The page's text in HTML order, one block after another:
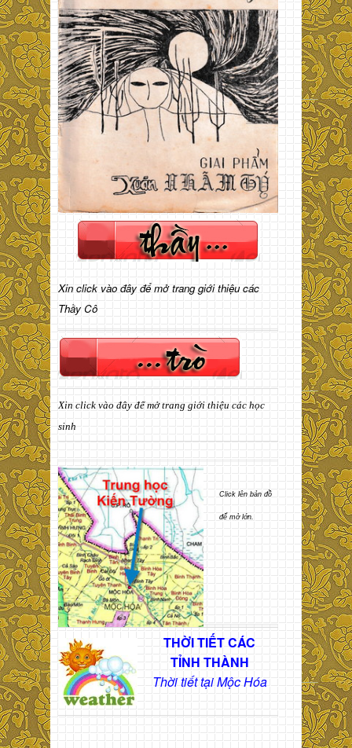
Xin click vào đây để mở trang giới thiệu các
Thầy Cô
Xin click vào đây để mở trang giới thiệu các học
sinh
Click lên bản đồ
để mở lớn.
THỜI TIẾT CÁC
TỈNH THÀNH
Thời tiết tại Mộc Hóa